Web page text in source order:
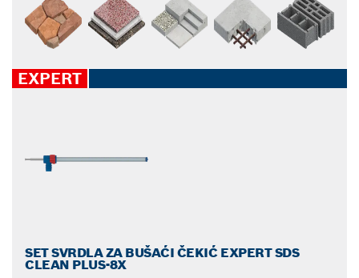
EXPERT
SET SVRDLA ZA BUŠAĆI ČEKIĆ EXPERT SDS
CLEAN PLUS-8X